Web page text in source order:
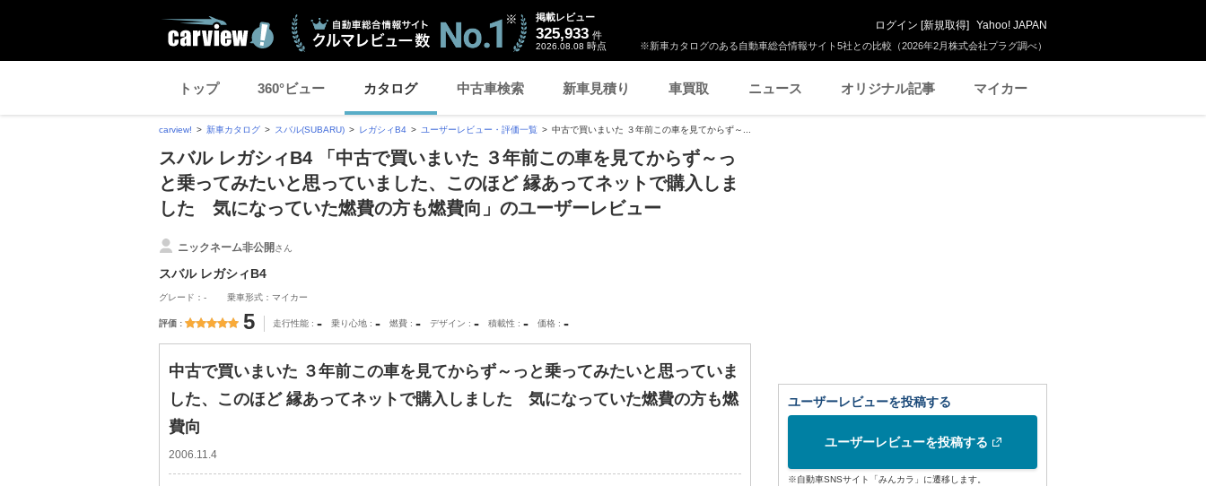
※新車カタログのある自動車総合情報サイト5社との比較（2026年2月株式会社プラグ調べ）
掲載レビュー
325,933 件
2026.08.08 時点
ログイン [新規取得] Yahoo! JAPAN
トップ 360°ビュー カタログ 中古車検索 新車見積り 車買取 ニュース オリジナル記事 マイカー
carview! 新車カタログ スバル(SUBARU) レガシィB4 ユーザーレビュー・評価一覧 中古で買いまいた ３年前この車を見てからず～...
スバル レガシィB4 「中古で買いまいた ３年前この車を見てからず～っ
と乗ってみたいと思っていました、このほど 縁あってネットで購入しま
した 気になっていた燃費の方も燃費向」のユーザーレビュー
ニックネーム非公開さん
スバル レガシィB4
グレード：- 乗車形式：マイカー
評価 5 走行性能 - 乗り心地 - 燃費 - デザイン - 積載性 - 価格 -
中古で買いまいた ３年前この車を見てからず～っと乗ってみたいと思っていま
した、このほど 縁あってネットで購入しました 気になっていた燃費の方も燃
費向
2006.11.4
ユーザーレビューを投稿する
ユーザーレビューを投稿する
※自動車SNSサイト「みんカラ」に遷移します。